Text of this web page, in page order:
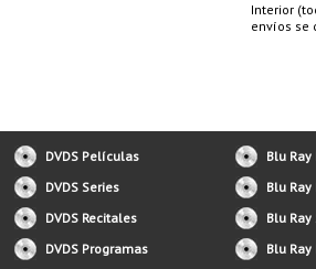
Interior
envíos se
DVDS Películas
DVDS Series
DVDS Recitales
DVDS Programas
Blu
Blu
Blu Ray
Blu